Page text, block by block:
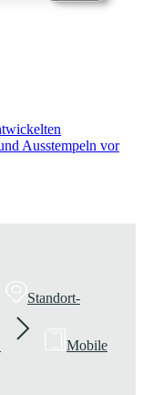
Ausstempeln vor
Standort-
Mobile